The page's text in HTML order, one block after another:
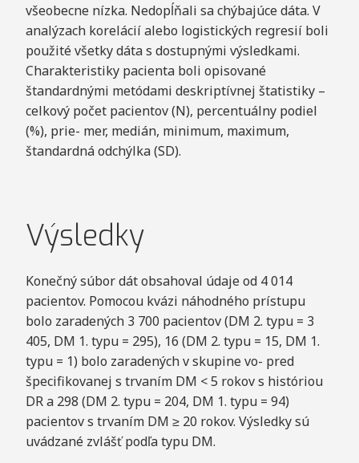
všeobecne nízka. Nedopĺňali sa chýbajúce dáta. V
analýzach korelácií alebo logistických regresií boli
použité všetky dáta s dostupnými výsledkami.
Charakteristiky pacienta boli opisované
štandardnými metódami deskriptívnej štatistiky –
celkový počet pacientov (N), percentuálny podiel
(%), prie- mer, medián, minimum, maximum,
štandardná odchýlka (SD).
Výsledky
Konečný súbor dát obsahoval údaje od 4 014
pacientov. Pomocou kvázi náhodného prístupu
bolo zaradených 3 700 pacientov (DM 2. typu = 3
405, DM 1. typu = 295), 16 (DM 2. typu = 15, DM 1.
typu = 1) bolo zaradených v skupine vo- pred
špecifikovanej s trvaním DM < 5 rokov s históriou
DR a 298 (DM 2. typu = 204, DM 1. typu = 94)
pacientov s trvaním DM ≥ 20 rokov. Výsledky sú
uvádzané zvlášť podľa typu DM.